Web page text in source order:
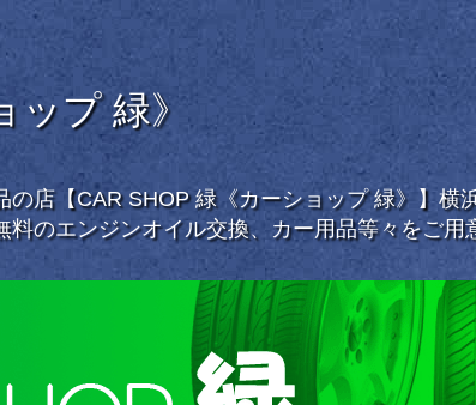
ップ 緑》
店【CAR SHOP 緑《カーショップ 緑》】横
のエンジンオイル交換、カー用品等々をご用